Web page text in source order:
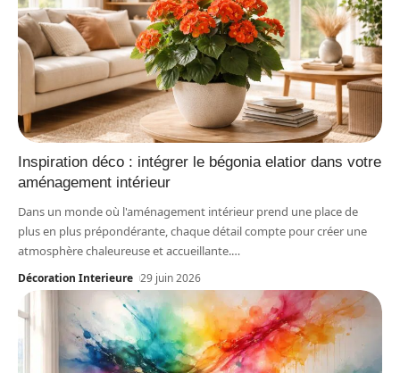
Inspiration déco : intégrer le bégonia elatior dans votre
aménagement intérieur
Dans un monde où l'aménagement intérieur prend une place de
plus en plus prépondérante, chaque détail compte pour créer une
atmosphère chaleureuse et accueillante.…
Décoration Interieure 29 juin 2026